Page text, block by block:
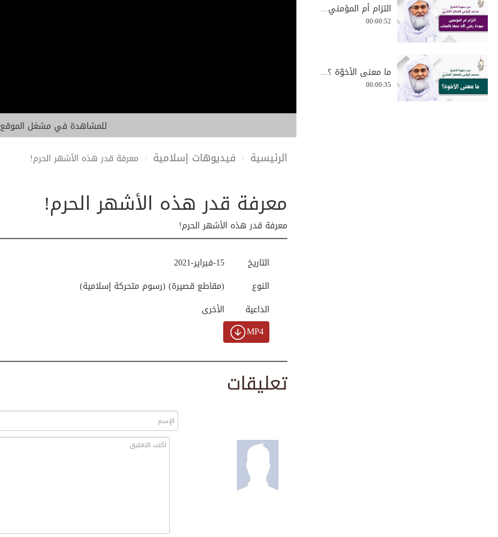
للمشاهدة في مشغل الموقع
الرئيسية فيديوهات إسلامية معرفة قدر هذه الأشهر الحرم!
معرفة قدر هذه الأشهر الحرم!
معرفة قدر هذه الأشهر الحرم!
15-فبراير-2021
التاريخ
(مقاطع قصيرة) (رسوم متحركة إسلامية)
النوع
الأخرى
الداعية
MP4
تعليقات
التزام أم المؤمني...
00:00:52
ما معنى الأخوّة ؟...
00:00:35